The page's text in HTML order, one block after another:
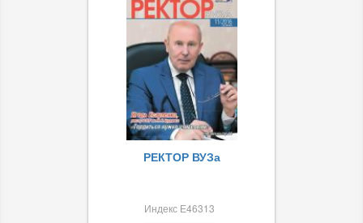
РЕКТОР ВУЗа
Индекс Е46313